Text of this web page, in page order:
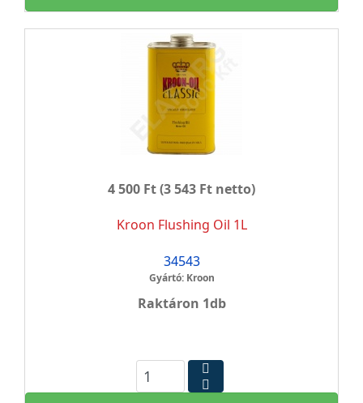
4 500 Ft(3 543 Ft netto)
Kroon Flushing Oil 1L
34543
Gyártó: Kroon
Raktáron 1db